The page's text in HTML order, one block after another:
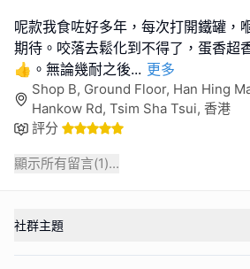
呢款我食咗好多年，每次打開鐵罐，
期待。咬落去鬆化到不得了，蛋香超
👍。無論幾耐之後... 更多
Shop B, Ground Floor, Han Hing
Hankow Rd, Tsim Sha Tsui, 香港
評分
顯示所有留言(1)...
社群主題